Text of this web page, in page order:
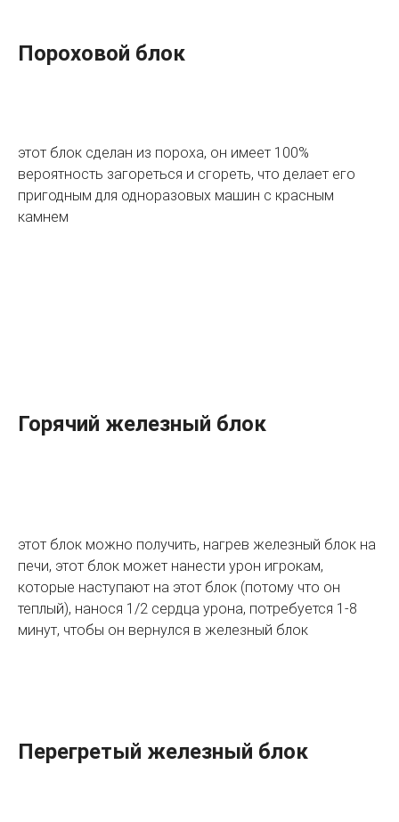
Пороховой блок
этот блок сделан из пороха, он имеет 100%
вероятность загореться и сгореть, что делает его
пригодным для одноразовых машин с красным
камнем
Горячий железный блок
этот блок можно получить, нагрев железный блок на
печи, этот блок может нанести урон игрокам,
которые наступают на этот блок (потому что он
теплый), нанося 1/2 сердца урона, потребуется 1-8
минут, чтобы он вернулся в железный блок
Перегретый железный блок